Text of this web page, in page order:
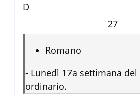
D
27
Romano
- Lunedì 17a settimana
ordinario.